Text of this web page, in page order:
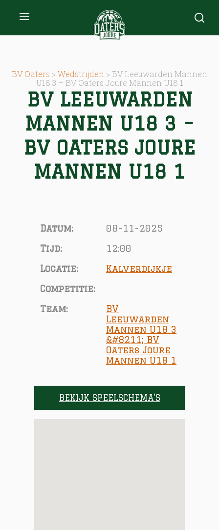
BV Oaters >Wedstrijden > BV Leeuwarden Mannen
U18 3 – BV Oaters Joure Mannen U18 1
BV LEEUWARDEN
MANNEN U18 3 –
BV OATERS JOURE
MANNEN U18 1
Datum: 08-11-2025
Tijd: 12:00
Locatie: Kalverdijkje
Competitie:
Team:
BV
Leeuwarden
Mannen U18 3
&#8211; BV
Oaters Joure
Mannen U18 1
BEKIJK SPEELSCHEMA'S